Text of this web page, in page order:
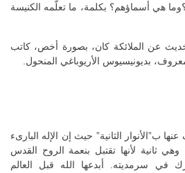
هي أسماؤهم؟ بكلمة، ما تعلّمه الكنيسة
عن الملائكة كان، بصورة أخص، كاتب
بديونيسيوس الأريوباغي المنحول.
ب”الأنوار الثانية” حيث إن الإله البارىء
ثانية لأنها تقتبل بنعمة الروح القدس
في سرمديته. أبدعها الله قبل العالم